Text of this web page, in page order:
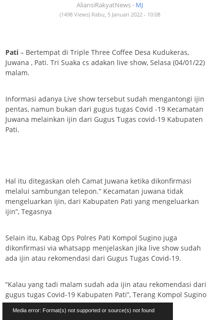
AliansiRakyatNews - MJ
(1498 Views) Rabu, 5 Januari 2022 - 10:08
Pati – Bertempat di Triple Three Coffee Desa Kudukeras,
Juwana , Pati. Tri Suaka cs adakan live show, Selasa (04/01/22)
malam.
Informasi adanya Live show tersebut sudah mengantongi ijin
pentas, namun bukan dari gugus tugas Covid -19 Kecamatan
Juwana melainkan ijin dari Gugus Tugas covid-19 Kabupaten
Pati.
Hal itu ditegaskan oleh Camat Juwana ketika dikonfirmasi
melalui sambungan telepon.” Kecamatan juwana tidak
mengeluarkan ijin, dari Kabupaten Pati yang mengeluarkan
ijin”, Tegasnya
Selain itu, Kabag Ops Polres Pati Kompol Sugino juga
dikonfirmasi via whatsapp menjelaskan jika live show sudah
ada ijin atau rekomendasi dari Gugus Tugas Covid-19.
“Kalau yang tadi malam sudah ada ijin atau rekomendasi dari
gugus tugas Covid-19 Kabupaten Pati”, Terang Kompol Sugino
Pemutar
Media error: Format(s) not supported or source(s) not found